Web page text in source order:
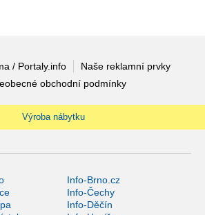
/ Portaly.info
Naše reklamní prvky
obchodní podmínky
Výroba nábytku
Info-Brno.cz
Info-Čechy
Info-Děčín